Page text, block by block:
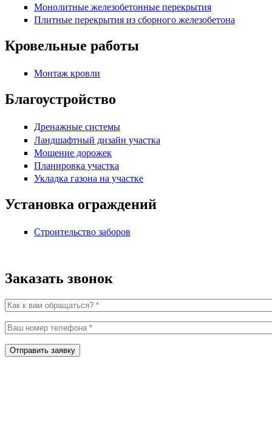
Монолитные железобетонные перекрытия
Плитные перекрытия из сборного железобетона
Кровельные работы
Монтаж кровли
Благоустройство
Дренажные системы
Ландшафтный дизайн участка
Мощение дорожек
Планировка участка
Укладка газона на участке
Установка ограждений
Строительство заборов
Заказать звонок
Как к вам обращаться?
Ваш номер телефона